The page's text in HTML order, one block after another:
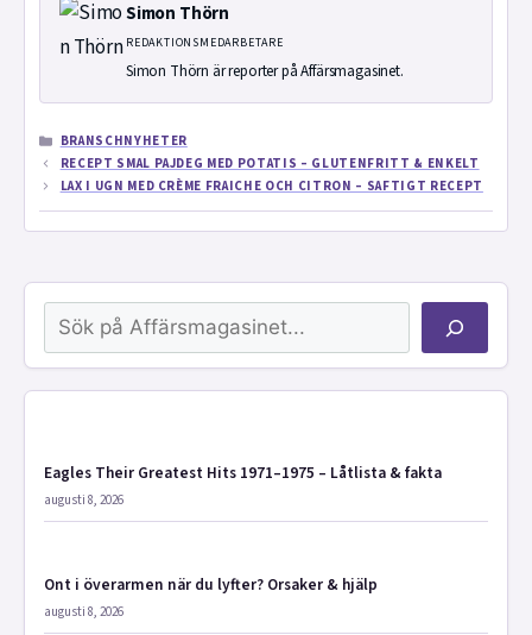
Simon Thörn
REDAKTIONSMEDARBETARE
Simon Thörn är reporter på Affärsmagasinet.
KATEGORIER
BRANSCHNYHETER
RECEPT SMAL PAJDEG MED POTATIS – GLUTENFRITT & ENKELT
LAX I UGN MED CRÈME FRAICHE OCH CITRON – SAFTIGT RECEPT
Sök
Eagles Their Greatest Hits 1971–1975 – Låtlista & fakta
augusti 8, 2026
Ont i överarmen när du lyfter? Orsaker & hjälp
augusti 8, 2026